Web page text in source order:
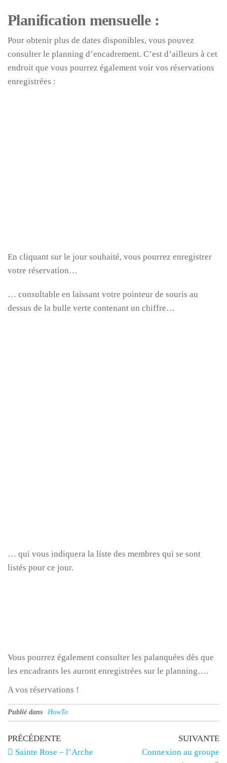
Planification mensuelle :
Pour obtenir plus de dates disponibles, vous pouvez
consulter le planning d’encadrement. C’est d’ailleurs à cet
endroit que vous pourrez également voir vos réservations
enregistrées :
En cliquant sur le jour souhaité, vous pourrez enregistrer
votre réservation…
… consultable en laissant votre pointeur de souris au
dessus de la bulle verte contenant un chiffre…
… qui vous indiquera la liste des membres qui se sont
listés pour ce jour.
Vous pourrez également consulter les palanquées dès que
les encadrants les auront enregistrées sur le planning….
A vos réservations !
Publié dans HowTo
Navigation
de
Article
précédent
PRÉCÉDENTE
Sainte Rose – l’Arche
SUIVANTE
Connexion au groupe